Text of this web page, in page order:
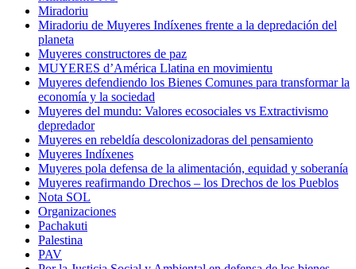
Miradoriu
Miradoriu de Muyeres Indíxenes frente a la depredación del
planeta
Muyeres constructores de paz
MUYERES d’América Llatina en movimientu
Muyeres defendiendo los Bienes Comunes para transformar la
economía y la sociedad
Muyeres del mundu: Valores ecosociales vs Extractivismo
depredador
Muyeres en rebeldía descolonizadoras del pensamiento
Muyeres Indíxenes
Muyeres pola defensa de la alimentación, equidad y soberanía
Muyeres reafirmando Drechos – los Drechos de los Pueblos
Nota SOL
Organizaciones
Pachakuti
Palestina
PAV